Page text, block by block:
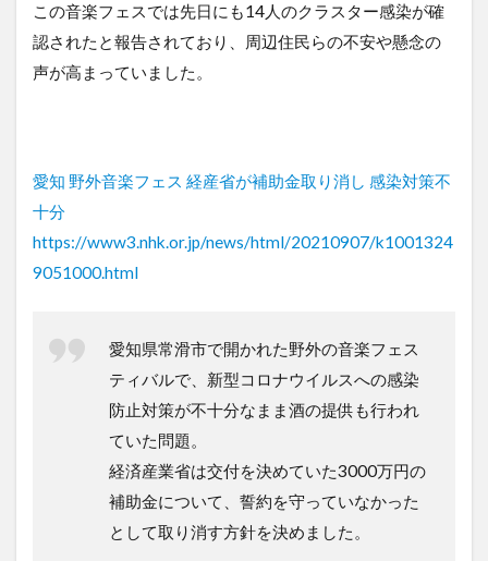
この音楽フェスでは先日にも14人のクラスター感染が確
認されたと報告されており、周辺住民らの不安や懸念の
声が高まっていました。
愛知 野外音楽フェス 経産省が補助金取り消し 感染対策不
十分
https://www3.nhk.or.jp/news/html/20210907/k1001324
9051000.html
愛知県常滑市で開かれた野外の音楽フェス
ティバルで、新型コロナウイルスへの感染
防止対策が不十分なまま酒の提供も行われ
ていた問題。
経済産業省は交付を決めていた3000万円の
補助金について、誓約を守っていなかった
として取り消す方針を決めました。